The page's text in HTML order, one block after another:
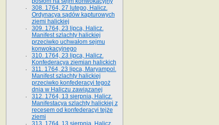
308. 1764, 27 lutego, Halicz.
Ordynacya sądów kapturowych
ziemi halickiej
309. 1764, 23 lipca, Halicz.
Manifest szlachty halickiej
przeciwko uchwałom sejmu
konwokacyjnego
310. 1764, 23 lipca, Halicz.
Konfederacya ziemian halickich
311. 1764, 23 lipca, Maryampol.
Manifest szlachty halickiej
przeciwko konfederacyi tegoż
dnia w Haliczu zawiązanej
312. 1764, 13 sierpnia, Halicz.
Manifestacya szlachty halickiej z
recesem od konfederacyi tejże
ziemi
313. 1764, 13 sierpnia, Halicz.